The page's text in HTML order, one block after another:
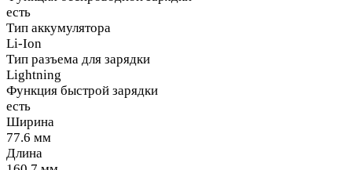
есть
Тип аккумулятора
Li-Ion
Тип разъема для зарядки
Lightning
Функция быстрой зарядки
есть
Ширина
77.6 мм
Длина